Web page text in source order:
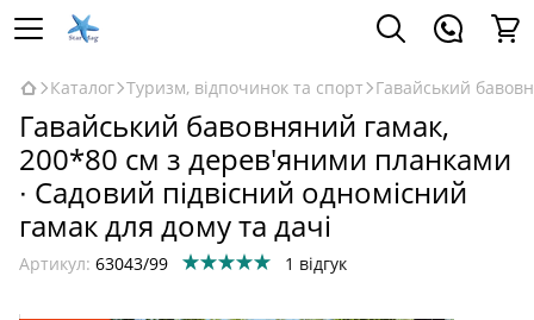
Каталог Туризм, відпочинок та спорт Гавайський
Гавайський бавовняний гамак,
200*80 см з дерев'яними планками
∙ Садовий підвісний одномісний
гамак для дому та дачі
Артикул: 63043/99 1 відгук